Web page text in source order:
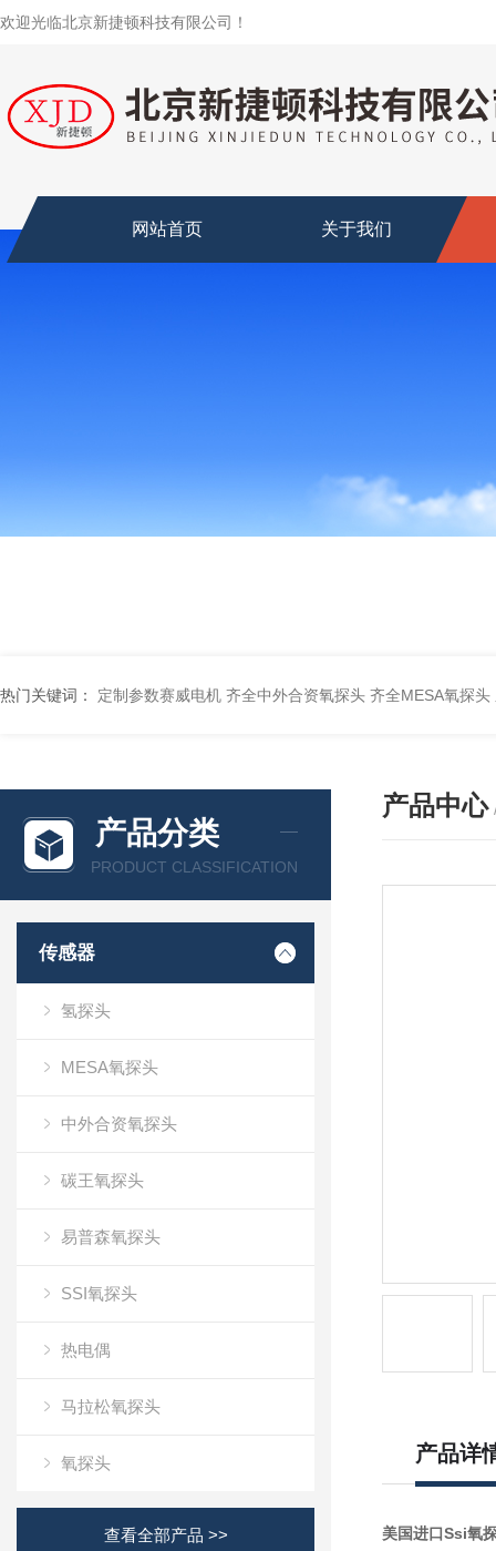
欢迎光临北京新捷顿科技有限公司！
网站首页 关于我们
热门关键词： 定制参数赛威电机 齐全中外合资氧探头 齐全MESA氧探头
产品分类
PRODUCT CLASSIFICATION
传感器
氢探头
MESA氧探头
中外合资氧探头
碳王氧探头
易普森氧探头
SSI氧探头
热电偶
马拉松氧探头
氧探头
查看全部产品 >>
产品中心
产品详
美国进口Ssi氧